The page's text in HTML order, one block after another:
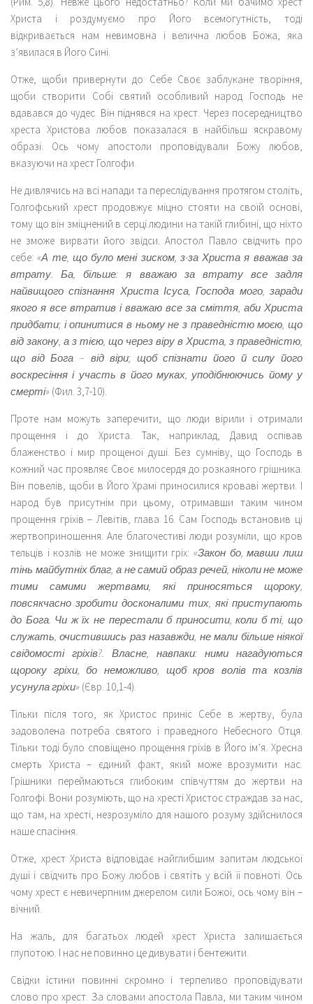
Христа і роздумуємо про Його всемогутність, тоді
відкривається нам невимовна і велична любов Божа, яка
з’явилася в Його Сині.
Отже, щоби привернути до Себе Своє заблукане творіння,
щоби створити Собі святий особливий народ Господь не
вдавався до чудес. Він піднявся на хрест. Через посередництво
хреста Христова любов показалася в найбільш яскравому
образі. Ось чому апостоли проповідували Божу любов,
вказуючи на хрест Голгофи.
Не дивлячись на всі напади та переслідування протягом століть,
Голгофський хрест продовжує міцно стояти на своїй основі,
тому що він зміцнений в серці людини на такій глибині, що ніхто
не зможе вирвати його звідси. Апостол Павло свідчить про
себе:«А те, що було мені зиском, з-за Христа я вважав за
втрату. Ба, більше: я вважаю за втрату все задля
найвищого спізнання Христа Ісуса, Господа мого, заради
якого я все втратив і вважаю все за сміття, аби Христа
придбати; і опинитися в ньому не з праведністю моєю, що
від закону, а з тією, що через віру в Христа, з праведністю,
що від Бога – від віри; щоб спізнати його й силу його
воскресіння і участь в його муках, уподібнюючись йому у
смерті» (Фил. 3,7-10).
Проте нам можуть заперечити, що люди вірили і отримали
прощення і до Христа. Так, наприклад, Давид оспівав
блаженство і мир прощеної душі. Без сумніву, що Господь в
кожний час проявляє Своє милосердя до розкаяного грішника.
Він повелів, щоби в Його Храмі приносилися кроваві жертви. І
народ був присутнім при цьому, отримавши таким чином
прощення гріхів – Левітів, глава 16. Сам Господь встановив ці
жертвоприношення. Але благочестиві люди розуміли, що кров
тельців і козлів не може знищити гріх: «Закон бо, мавши лиш
тінь майбутніх благ, а не самий образ речей, ніколи не може
тими самими жертвами, які приносяться щороку,
повсякчасно зробити досконалими тих, які приступають
до Бога. Чи ж їх не перестали б приносити, коли б ті, що
служать, очистившись раз назавжди, не мали більше ніякої
свідомості гріхів?. Власне, навпаки: ними нагадуються
щороку гріхи, бо неможливо, щоб кров волів та козлів
усунула гріхи» (Євр. 10,1-4).
Тільки після того, як Христос приніс Себе в жертву, була
задоволена потреба святого і праведного Небесного Отця.
Тільки тоді було сповіщено прощення гріхів в Його ім’я. Хресна
смерть Христа – єдиний факт, який може врозумити нас.
Грішники переймаються глибоким співчуттям до жертви на
Голгофі. Вони розуміють, що на хресті Христос страждав за нас,
що там, на хресті, незрозуміло для нашого розуму здійснилося
наше спасіння.
Отже, хрест Христа відповідає найглибшим запитам людської
душі і свідчить про Божу любов і святіть у всій її повноті. Ось
чому хрест є невичерпним джерелом сили Божої, ось чому він –
вічний.
На жаль, для багатьох людей хрест Христа залишається
глупотою. І нас не повинно це дивувати і бентежити.
Свідки істини повинні скромно і терпеливо проповідувати
слово про хрест. За словами апостола Павла, ми таким чином